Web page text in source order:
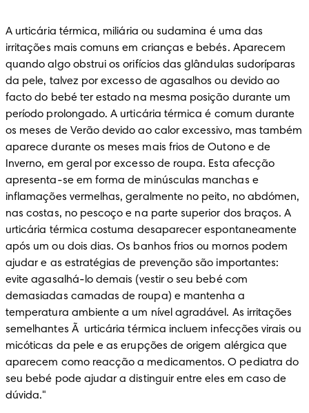
A urticária térmica, miliária ou sudamina é uma das
irritações mais comuns em crianças e bebés. Aparecem
quando algo obstrui os orifícios das glândulas sudoríparas
da pele, talvez por excesso de agasalhos ou devido ao
facto do bebé ter estado na mesma posição durante um
período prolongado. A urticária térmica é comum durante
os meses de Verão devido ao calor excessivo, mas também
aparece durante os meses mais frios de Outono e de
Inverno, em geral por excesso de roupa. Esta afecção
apresenta-se em forma de minúsculas manchas e
inflamações vermelhas, geralmente no peito, no abdómen,
nas costas, no pescoço e na parte superior dos braços. A
urticária térmica costuma desaparecer espontaneamente
após um ou dois dias. Os banhos frios ou mornos podem
ajudar e as estratégias de prevenção são importantes:
evite agasalhá-lo demais (vestir o seu bebé com
demasiadas camadas de roupa) e mantenha a
temperatura ambiente a um nível agradável. As irritações
semelhantes Ã  urticária térmica incluem infecções virais ou
micóticas da pele e as erupções de origem alérgica que
aparecem como reacção a medicamentos. O pediatra do
seu bebé pode ajudar a distinguir entre eles em caso de
dúvida."